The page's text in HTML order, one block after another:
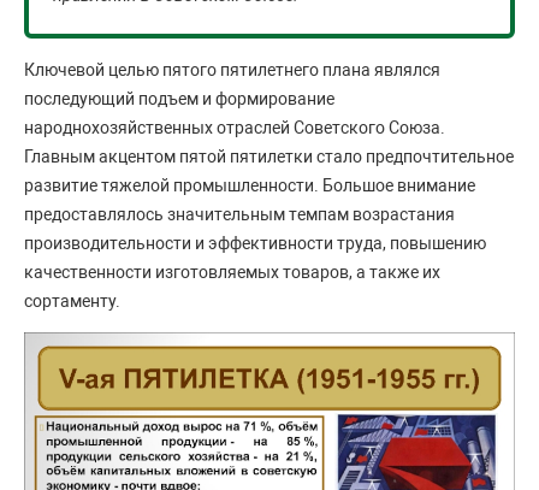
Ключевой целью пятого пятилетнего плана являлся
последующий подъем и формирование
народнохозяйственных отраслей Советского Союза.
Главным акцентом пятой пятилетки стало предпочтительное
развитие тяжелой промышленности. Большое внимание
предоставлялось значительным темпам возрастания
производительности и эффективности труда, повышению
качественности изготовляемых товаров, а также их
сортаменту.